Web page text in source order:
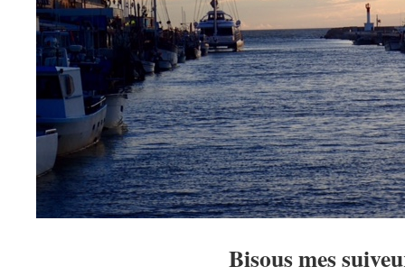
Bisous mes